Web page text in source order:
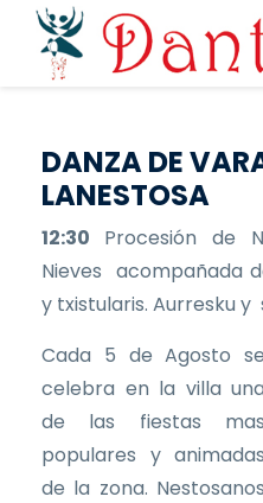
Pasar al contenido principal
DANZA DE
LANESTOSA
12:30 Procesión de
Nieves acompañada
y txistularis. Aurresku y
Cada 5 de Agosto se
celebra en la villa una
de las fiestas mas
populares y animadas
de la zona. Nestosanos